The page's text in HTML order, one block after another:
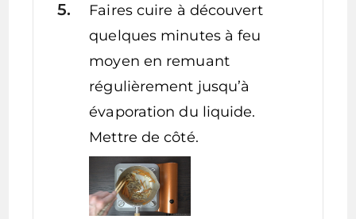
Faires cuire à découvert
quelques minutes à feu
moyen en remuant
régulièrement jusqu’à
évaporation du liquide.
Mettre de côté.